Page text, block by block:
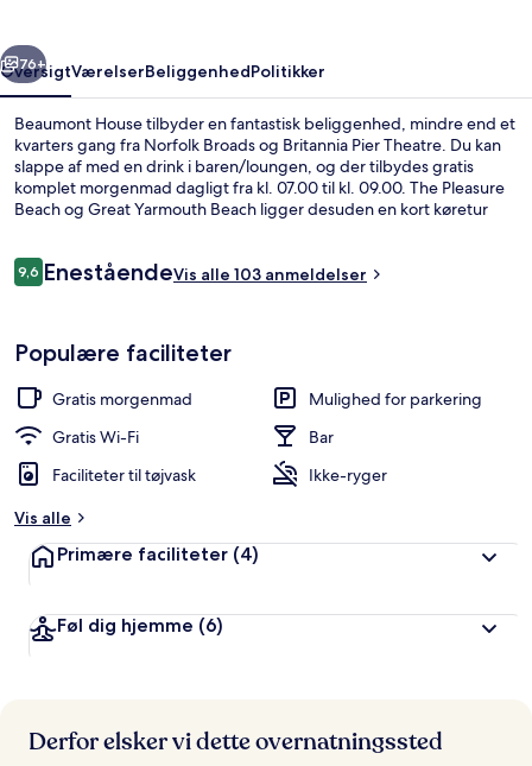
Næste
76+
OversigtVærelserBeliggenhedPolitikker
Beaumont House tilbyder en fantastisk beliggenhed, mindre end et
kvarters gang fra Norfolk Broads og Britannia Pier Theatre. Du kan
slappe af med en drink i baren/loungen, og der tilbydes gratis
komplet morgenmad dagligt fra kl. 07.00 til kl. 09.00. The Pleasure
Beach og Great Yarmouth Beach ligger desuden en kort køretur
Anmeldelser
9,69,6 ud af 10.
EneståendeVis alle 103 anmeldelser
Populære faciliteter
Gratis morgenmad
Mulighed for parkering
Gratis Wi-Fi
Bar
Faciliteter til tøjvask
Ikke-ryger
Vis alle
Primære faciliteter (4)
Føl dig hjemme (6)
Derfor elsker vi dette overnatningssted